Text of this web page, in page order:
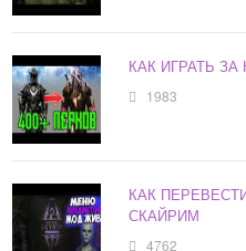
КАК ИГРАТЬ
1983
КАК
СКАЙРИМ
4762